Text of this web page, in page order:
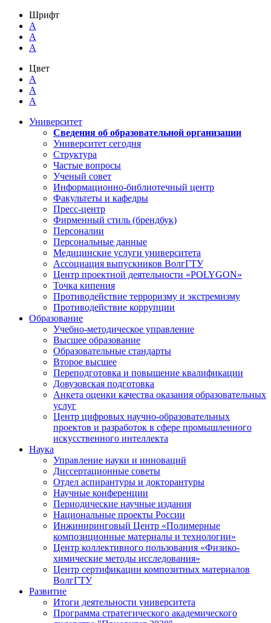
Шрифт
A
A
A
Цвет
A
A
A
Университет
Сведения об образовательной организации
Университет сегодня
Структура
Частые вопросы
Ученый совет
Информационно-библиотечный центр
Факультеты и кафедры
Пресс-центр
Фирменный стиль (брендбук)
Персоналии
Персональные данные
Медицинские услуги университета
Ассоциация выпускников ВолгГТУ
Центр проектной деятельности «POLYGON»
Точка кипения
Противодействие терроризму и экстремизму
Противодействие коррупции
Образование
Учебно-методическое управление
Высшее образование
Образовательные стандарты
Второе высшее
Переподготовка и повышение квалификации
Довузовская подготовка
Анкета оценки качества оказания образовательных
услуг
Центр цифровых научно-образовательных
проектов и разработок в сфере промышленного
искусственного интеллекта
Наука
Управление науки и инноваций
Диссертационные советы
Отдел аспирантуры и докторантуры
Научные конференции
Периодические научные издания
Национальные проекты России
Инжиниринговый Центр «Полимерные
композиционные материалы и технологии»
Центр коллективного пользования «Физико-
химические методы исследования»
Центр сертификации композитных материалов
ВолгГТУ
Развитие
Итоги деятельности университета
Программа стратегического академического